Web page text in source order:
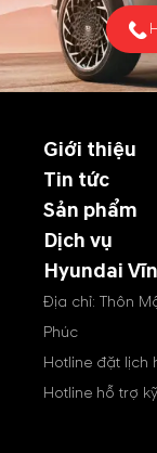
Giới thiệu
Tin tức
Sản phẩm
Dịch vụ
Hyundai
Địa chỉ: Thôn
Phúc
Hotline đặt lịch
Hotline hỗ trợ